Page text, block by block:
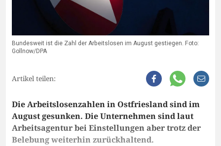
Bundesweit ist die Zahl der Arbeitslosen im August gestiegen. Foto:
Gollnow/DPA
Artikel teilen:
Die Arbeitslosenzahlen in Ostfriesland sind im
August gesunken. Die Unternehmen sind laut
Arbeitsagentur bei Einstellungen aber trotz der
Belebung weiterhin zurückhaltend.